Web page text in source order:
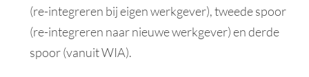
(re-integreren bij eigen werkgever), tweede spoor
(re-integreren naar nieuwe werkgever) en derde
spoor (vanuit WIA).